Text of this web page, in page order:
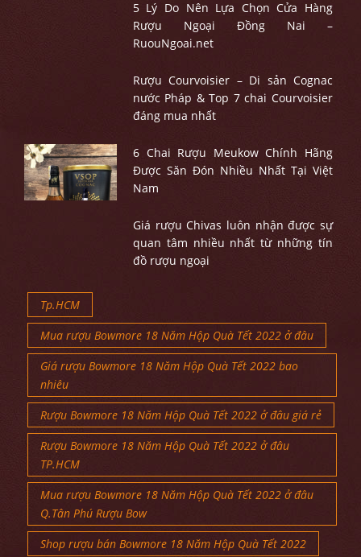
5 Lý Do Nên Lựa Chọn Cửa Hàng
Rượu Ngoại Đồng Nai –
RuouNgoai.net
Rượu Courvoisier – Di sản Cognac
nước Pháp & Top 7 chai Courvoisier
đáng mua nhất
6 Chai Rượu Meukow Chính Hãng
Được Săn Đón Nhiều Nhất Tại Việt
Nam
Giá rượu Chivas luôn nhận được sự
quan tâm nhiều nhất từ những tín
đồ rượu ngoại
Tp.HCM
Mua rượu Bowmore 18 Năm Hộp Quà Tết 2022 ở đâu
Giá rượu Bowmore 18 Năm Hộp Quà Tết 2022 bao
nhiêu
Rượu Bowmore 18 Năm Hộp Quà Tết 2022 ở đâu giá rẻ
Rượu Bowmore 18 Năm Hộp Quà Tết 2022 ở đâu
TP.HCM
Mua rượu Bowmore 18 Năm Hộp Quà Tết 2022 ở đâu
Q.Tân Phú Rượu Bow
Shop rượu bán Bowmore 18 Năm Hộp Quà Tết 2022